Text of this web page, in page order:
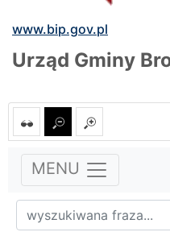
www.bip.gov.pl
Urząd Gminy
MENU